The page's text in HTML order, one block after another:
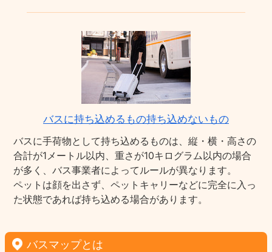
バスに持ち込めるもの持ち込めないもの
バスに手荷物として持ち込めるものは、縦・横・高さの
合計が1メートル以内、重さが10キログラム以内の場合
が多く、バス事業者によってルールが異なります。
ペットは顔を出さず、ペットキャリーなどに完全に入っ
た状態であれば持ち込める場合があります。
バスマップとは